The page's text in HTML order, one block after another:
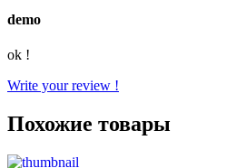
demo
ok !
Write your review !
Похожие товары